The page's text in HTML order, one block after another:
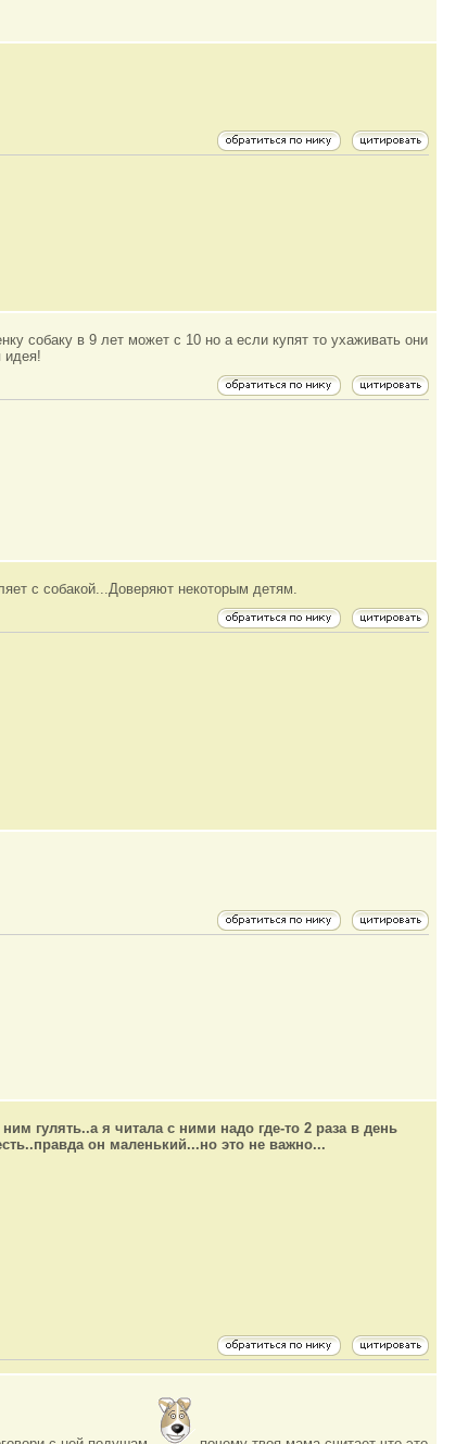
собаку в 9 лет может с 10 но а если купят то ухаживать они
идея!
с собакой...Доверяют некоторым детям.
гулять..а я читала с ними надо где-то 2 раза в день
он маленький...но это не важно...